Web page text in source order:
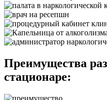
Преимущества
стационаре: